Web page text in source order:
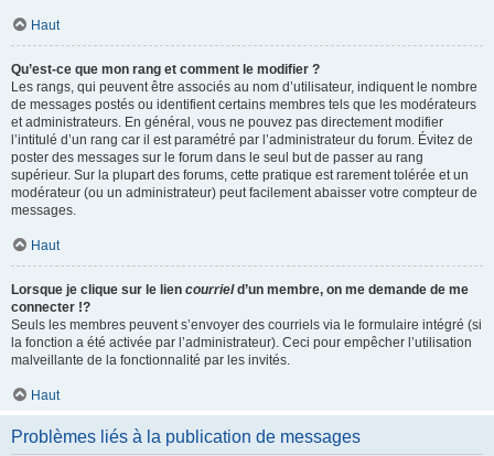
Haut
Qu’est-ce que mon rang et comment le modifier ?
Les rangs, qui peuvent être associés au nom d’utilisateur, indiquent le nombre
de messages postés ou identifient certains membres tels que les modérateurs
et administrateurs. En général, vous ne pouvez pas directement modifier
l’intitulé d’un rang car il est paramétré par l’administrateur du forum. Évitez de
poster des messages sur le forum dans le seul but de passer au rang
supérieur. Sur la plupart des forums, cette pratique est rarement tolérée et un
modérateur (ou un administrateur) peut facilement abaisser votre compteur de
messages.
Haut
Lorsque je clique sur le lien courrield’un membre, on me demande de me
connecter !?
Seuls les membres peuvent s’envoyer des courriels via le formulaire intégré (si
la fonction a été activée par l’administrateur). Ceci pour empêcher l’utilisation
malveillante de la fonctionnalité par les invités.
Haut
Problèmes liés à la publication de messages